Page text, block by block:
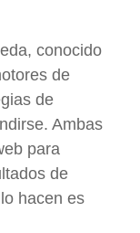
conocido
de
de
Ambas
para
de
hacen es